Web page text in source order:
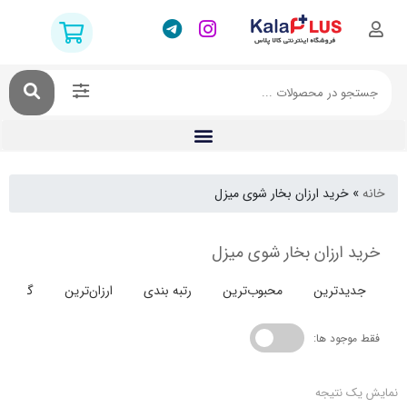
خرید ارزان بخار شوی میزل
ارزان بخار شوی میزل
محبوب‌ترین رتبه بندی ارزان‌ترین گران‌ترین
ها:
نتیجه